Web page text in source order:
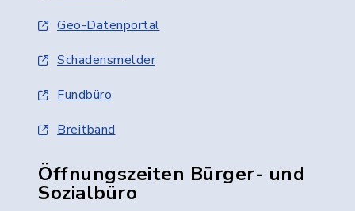
Geo-Datenportal
Schadensmelder
Fundbüro
Breitband
Öffnungszeiten Bürger- und
Sozialbüro